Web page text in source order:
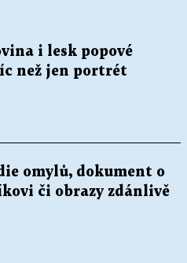
i lesk popové
než jen portrét
omylů, dokument o
či obrazy zdánlivě